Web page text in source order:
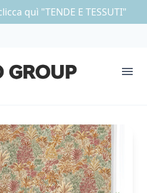
quì "TENDE E TESSUTI"